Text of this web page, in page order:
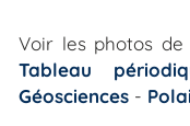
Voir les photos
Tableau
Géosciences -